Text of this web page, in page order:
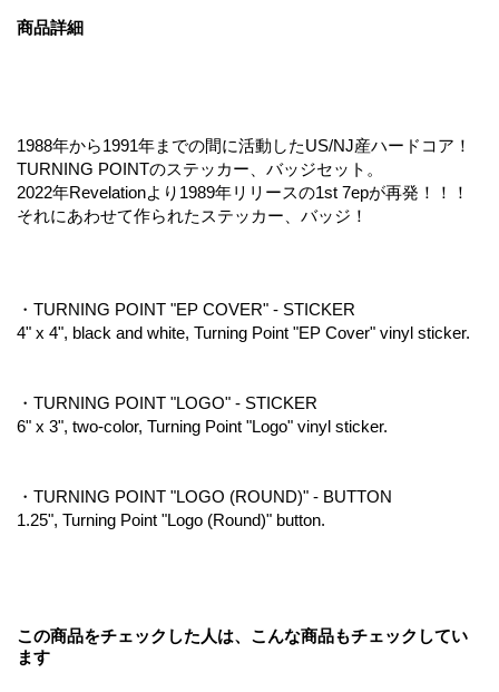
商品詳細
1988年から1991年までの間に活動したUS/NJ産ハードコア！
TURNING POINTのステッカー、バッジセット。
2022年Revelationより1989年リリースの1st 7epが再発！！！
それにあわせて作られたステッカー、バッジ！
・TURNING POINT "EP COVER" - STICKER
4" x 4", black and white, Turning Point "EP Cover" vinyl sticker.
・TURNING POINT "LOGO" - STICKER
6" x 3", two-color, Turning Point "Logo" vinyl sticker.
・TURNING POINT "LOGO (ROUND)" - BUTTON
1.25", Turning Point "Logo (Round)" button.
この商品をチェックした人は、こんな商品もチェックしてい
ます